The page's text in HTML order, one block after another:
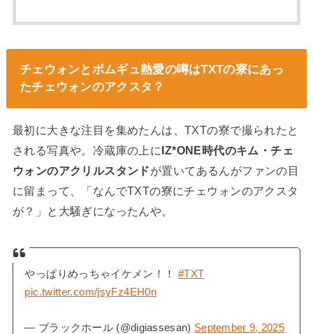
チェウォンとボムギュ熱愛の噂はTXTの寮にあっ
たチェウォンのアクスタ？
最初に大きな注目を集めたんは、TXTの寮で撮られたと
される写真や。冷蔵庫の上にIZ*ONE時代のキム・チェ
ウォンのアクリルスタンドが置いてあるんがファンの目
に留まって、「なんでTXTの寮にチェウォンのアクスタ
が？」と大騒ぎになったんや。
やっぱりめっちゃイケメン！！ #TXT
pic.twitter.com/jsyFz4EH0n
— ブラックホール (@digiassesan) September 9, 2025